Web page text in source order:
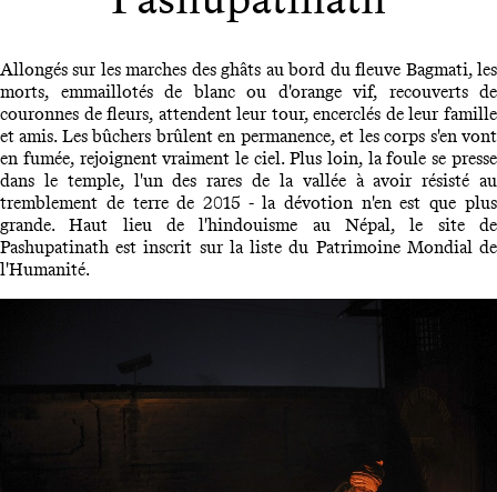
Allongés sur les marches des ghâts au bord du fleuve Bagmati, les
morts, emmaillotés de blanc ou d'orange vif, recouverts de
couronnes de fleurs, attendent leur tour, encerclés de leur famille
et amis. Les bûchers brûlent en permanence, et les corps s'en vont
en fumée, rejoignent vraiment le ciel. Plus loin, la foule se presse
dans le temple, l'un des rares de la vallée à avoir résisté au
tremblement de terre de 2015 - la dévotion n'en est que plus
grande. Haut lieu de l'hindouisme au Népal, le site de
Pashupatinath est inscrit sur la liste du Patrimoine Mondial de
l'Humanité.